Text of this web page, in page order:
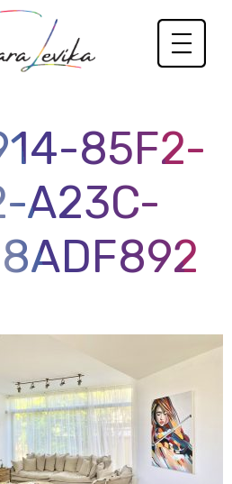
85F2-
A23C-